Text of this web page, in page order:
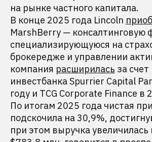
на рынке частного капитала.
В конце 2025 года Lincoln
MarshBerry — консалтинговую
специализирующуюся на
брокередже и управлении
компания расширилась за
инвестбанка Spurrier Capital
году и TCG Corporate Finance в
По итогам 2025 года чистая
подскочила на 30,9%,
при этом выручка